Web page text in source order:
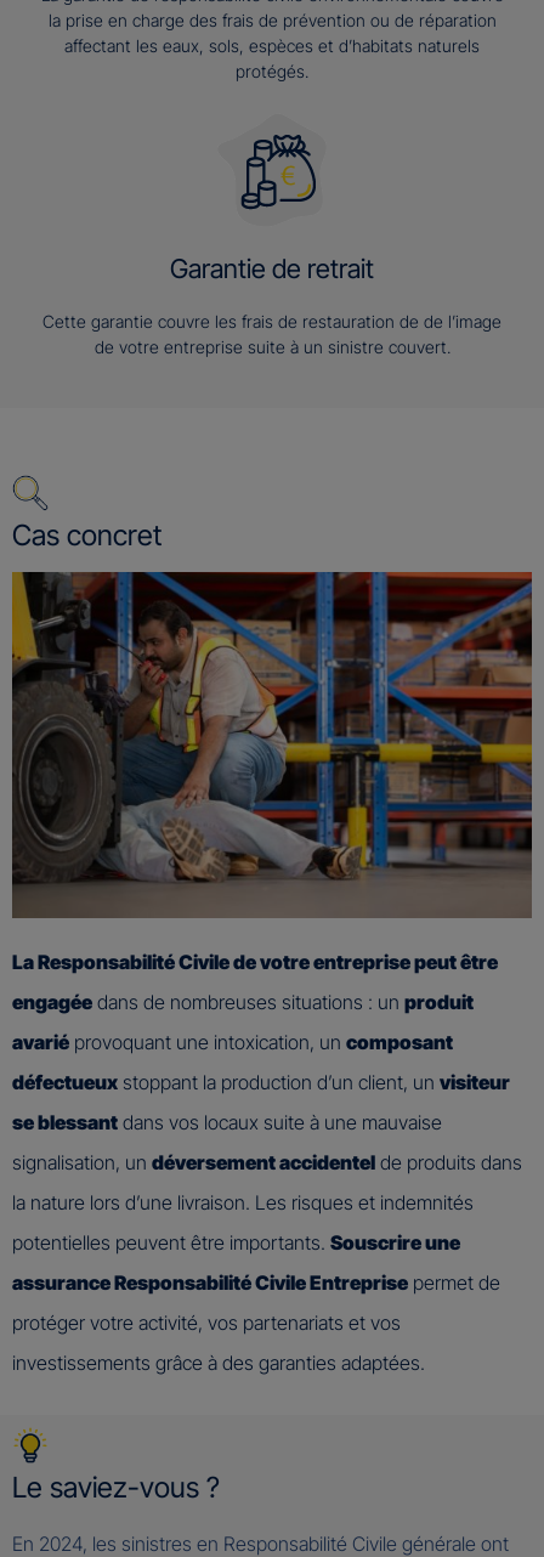
la prise en charge des frais de prévention ou de réparation
affectant les eaux, sols, espèces et d’habitats naturels
protégés.
Garantie de retrait
Cette garantie couvre les frais de restauration de de l’image
de votre entreprise suite à un sinistre couvert.
Cas concret
La Responsabilité Civile de votre entreprise peut être
engagée dans de nombreuses situations : un produit
avarié provoquant une intoxication, un composant
défectueux stoppant la production d’un client, un visiteur
se blessant dans vos locaux suite à une mauvaise
signalisation, un déversement accidentel de produits dans
la nature lors d’une livraison. Les risques et indemnités
potentielles peuvent être importants. Souscrire une
assurance Responsabilité Civile Entreprise permet de
protéger votre activité, vos partenariats et vos
investissements grâce à des garanties adaptées.
Le saviez-vous ?
En 2024, les sinistres en Responsabilité Civile générale ont